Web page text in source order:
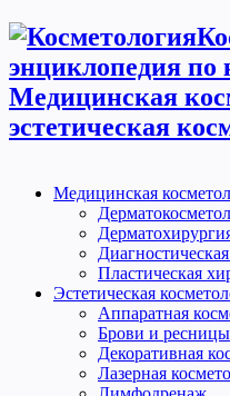
энциклопедия по
Медицинская
эстетическая
Медицинская
Пластическая
Эстетическая
Аппаратная
Брови и ресницы
Декоративная
Лазерная